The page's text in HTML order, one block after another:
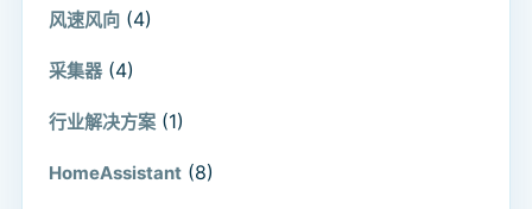
风速风向 (4)
采集器 (4)
行业解决方案 (1)
HomeAssistant (8)